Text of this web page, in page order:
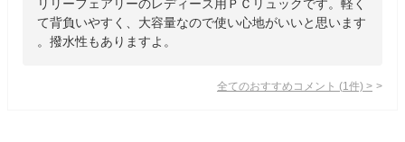
リリーフェアリーのレディース用ＰＣリュックです。軽く
て背負いやすく、大容量なので使い心地がいいと思います
。撥水性もありますよ。
全てのおすすめコメント (1 件) >